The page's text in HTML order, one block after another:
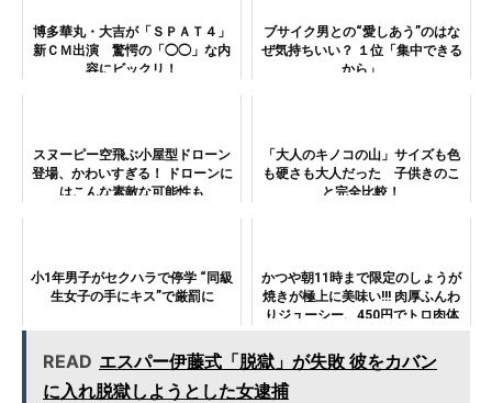
博多華丸・大吉が「ＳＰＡＴ４」
新ＣＭ出演 驚愕の「◯◯」な内
容にビックリ！
ブサイク男との“愛しあう”のはな
ぜ気持ちいい？ １位「集中できる
から」
スヌーピー空飛ぶ小屋型ドローン
登場、かわいすぎる！ ドローンに
はこんな素敵な可能性も
「大人のキノコの山」サイズも色
も硬さも大人だった 子供きのこ
と完全比較！
小1年男子がセクハラで停学 “同級
生女子の手にキス”で厳罰に
かつや朝11時まで限定のしょうが
焼きが極上に美味い!!! 肉厚ふんわ
りジューシー、450円でトロ肉体
READ エスパー伊藤式「脱獄」が失敗 彼をカバン
に入れ脱獄しようとした女逮捕